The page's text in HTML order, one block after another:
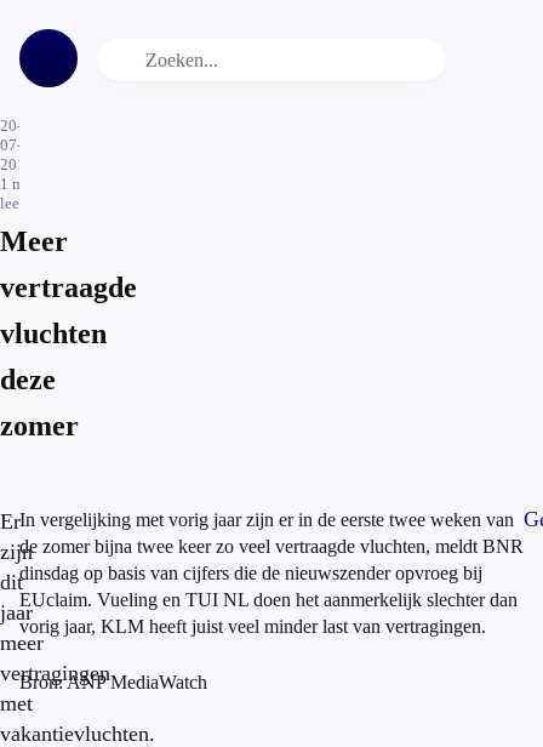
20-
07-
2016
1 min.
leestijd
Meer
vertraagde
vluchten
deze
zomer
Er
zijn
dit
jaar
meer
vertragingen
met
vakantievluchten.
In vergelijking met vorig jaar zijn er in de eerste twee weken van
de zomer bijna twee keer zo veel vertraagde vluchten, meldt BNR
dinsdag op basis van cijfers die de nieuwszender opvroeg bij
EUclaim. Vueling en TUI NL doen het aanmerkelijk slechter dan
vorig jaar, KLM heeft juist veel minder last van vertragingen.
Bron: ANP MediaWatch